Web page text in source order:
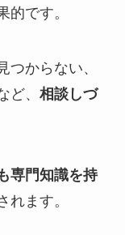
的です。
つからない、
ど、 相談しづ
専門知識を持
れます。